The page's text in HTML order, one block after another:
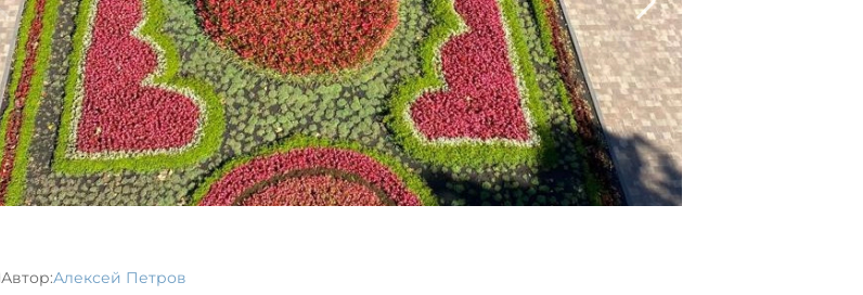
Автор:Алексей Петров